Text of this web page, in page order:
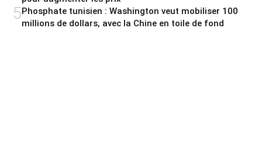
5Phosphate tunisien : Washington veut mobiliser 100
millions de dollars, avec la Chine en toile de fond